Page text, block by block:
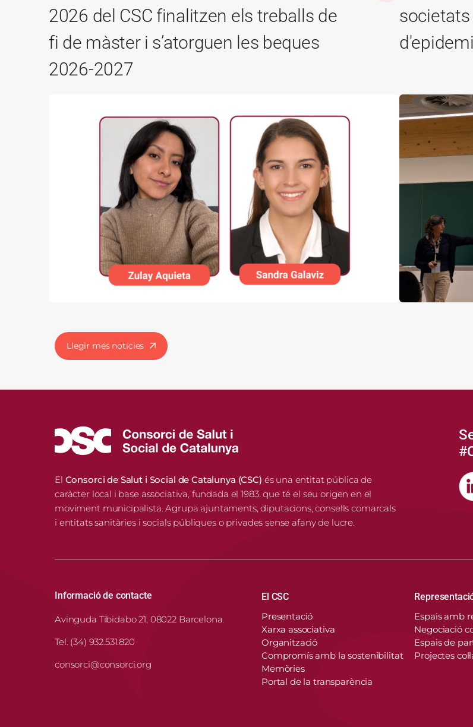
2026 del CSC finalitzen els treballs de
fi de màster i s’atorguen les beques
2026-2027
Imatge
Llegir més notícies
El Consorci de Salut i Social de Catalunya (CSC) és una entitat pública de
caràcter local i base associativa, fundada el 1983, que té el seu origen en el
moviment municipalista. Agrupa ajuntaments, diputacions, consells comarcals
i entitats sanitàries i socials públiques o privades sense afany de lucre.
Informació de contacte
Avinguda Tibidabo 21, 08022 Barcelona.
Tel. (34) 932.531.820
consorci@consorci.org
Navegació principal
El CSC
Presentació
Xarxa associativa
Organització
Compromís amb la sostenibilitat
Memòries
Portal de la transparència
Espais amb
Negociació
Espais de
Projectes